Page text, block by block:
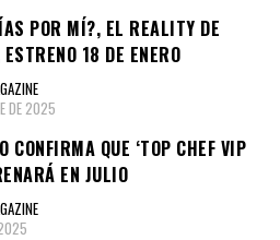
POR MÍ?, EL REALITY DE
18 DE ENERO
DE 2025
CONFIRMA QUE ‘TOP CHEF VIP
EN JULIO